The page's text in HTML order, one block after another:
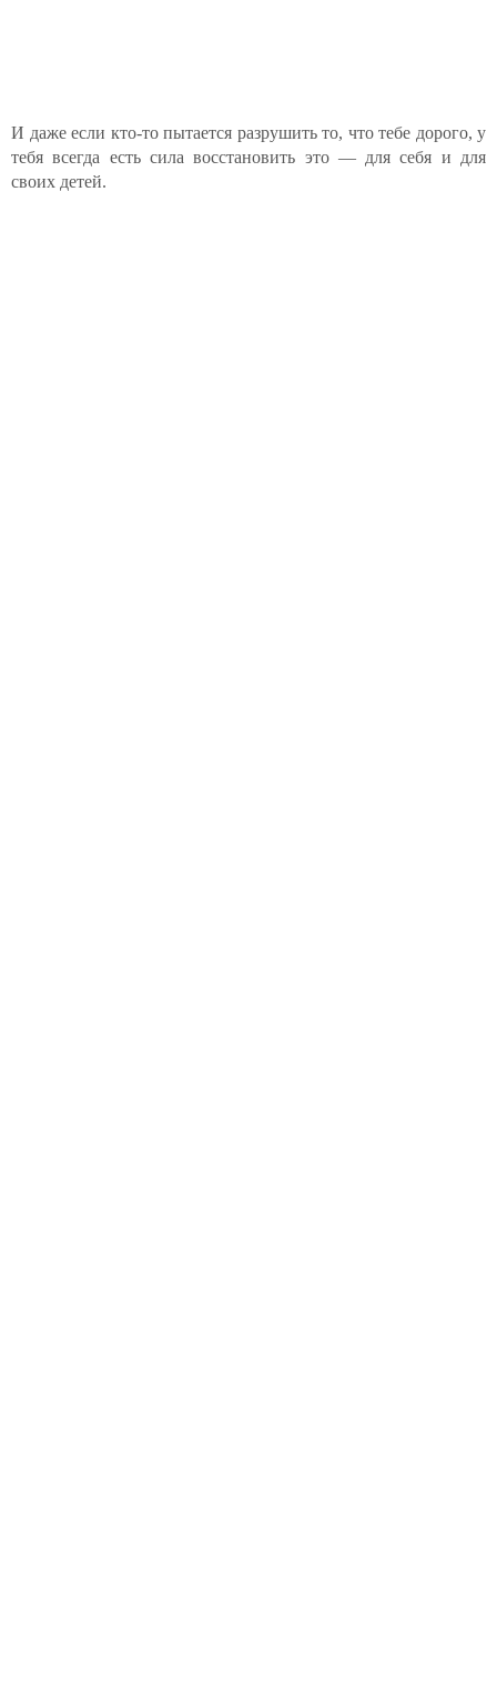
И даже если кто-то пытается разрушить то, что тебе дорого, у
тебя всегда есть сила восстановить это — для себя и для
своих детей.